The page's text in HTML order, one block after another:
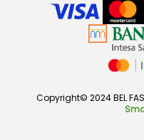
Copyright© 2024 BEL